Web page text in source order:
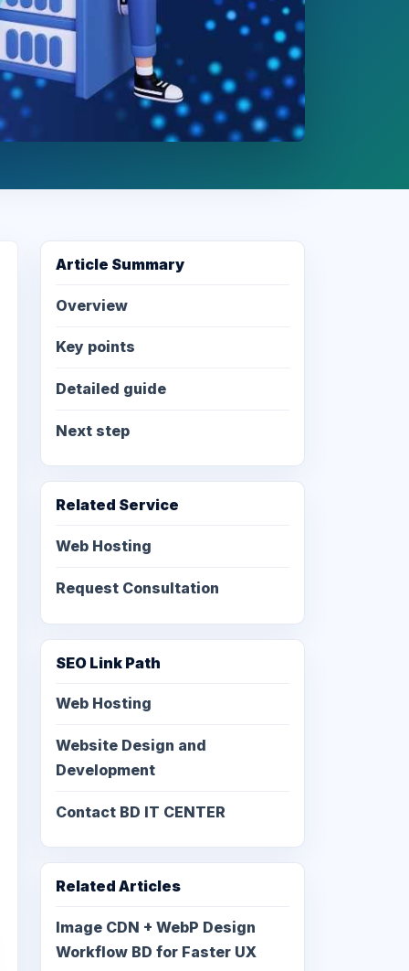
Article Summary
Overview
Key points
Detailed guide
Next step
Related Service
Web Hosting
Request Consultation
SEO Link Path
Web Hosting
Website Design and
Development
Contact BD IT CENTER
Related Articles
Image CDN + WebP Design
Workflow BD for Faster UX